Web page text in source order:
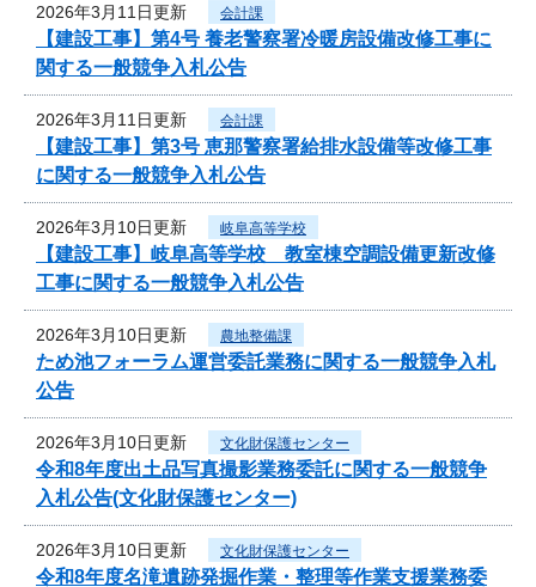
2026年3月11日更新 会計課
【建設工事】第4号 養老警察署冷暖房設備改修工事に
関する一般競争入札公告
2026年3月11日更新 会計課
【建設工事】第3号 恵那警察署給排水設備等改修工事
に関する一般競争入札公告
2026年3月10日更新 岐阜高等学校
【建設工事】岐阜高等学校 教室棟空調設備更新改修
工事に関する一般競争入札公告
2026年3月10日更新 農地整備課
ため池フォーラム運営委託業務に関する一般競争入札
公告
2026年3月10日更新 文化財保護センター
令和8年度出土品写真撮影業務委託に関する一般競争
入札公告(文化財保護センター)
2026年3月10日更新 文化財保護センター
令和8年度名滝遺跡発掘作業・整理等作業支援業務委